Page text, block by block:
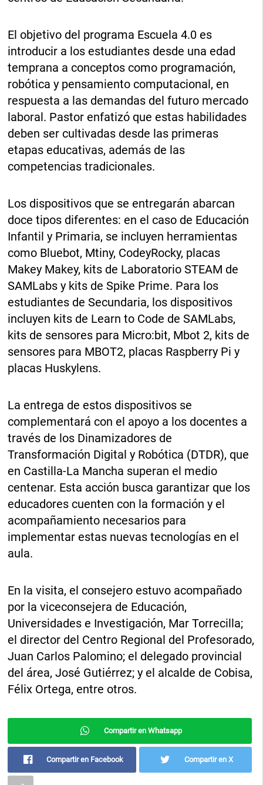
El objetivo del programa Escuela 4.0 es
introducir a los estudiantes desde una edad
temprana a conceptos como programación,
robótica y pensamiento computacional, en
respuesta a las demandas del futuro mercado
laboral. Pastor enfatizó que estas habilidades
deben ser cultivadas desde las primeras
etapas educativas, además de las
competencias tradicionales.
Los dispositivos que se entregarán abarcan
doce tipos diferentes: en el caso de Educación
Infantil y Primaria, se incluyen herramientas
como Bluebot, Mtiny, CodeyRocky, placas
Makey Makey, kits de Laboratorio STEAM de
SAMLabs y kits de Spike Prime. Para los
estudiantes de Secundaria, los dispositivos
incluyen kits de Learn to Code de SAMLabs,
kits de sensores para Micro:bit, Mbot 2, kits de
sensores para MBOT2, placas Raspberry Pi y
placas Huskylens.
La entrega de estos dispositivos se
complementará con el apoyo a los docentes a
través de los Dinamizadores de
Transformación Digital y Robótica (DTDR), que
en Castilla-La Mancha superan el medio
centenar. Esta acción busca garantizar que los
educadores cuenten con la formación y el
acompañamiento necesarios para
implementar estas nuevas tecnologías en el
aula.
En la visita, el consejero estuvo acompañado
por la viceconsejera de Educación,
Universidades e Investigación, Mar Torrecilla;
el director del Centro Regional del Profesorado,
Juan Carlos Palomino; el delegado provincial
del área, José Gutiérrez; y el alcalde de Cobisa,
Félix Ortega, entre otros.
Compartir en Whatsapp
Compartir en Facebook Compartir en X